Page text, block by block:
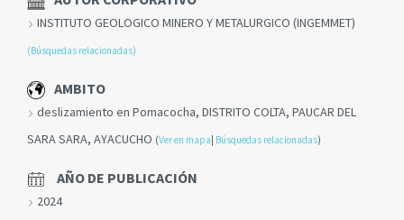
INSTITUTO GEOLOGICO MINERO Y METALURGICO (INGEMMET)
(Búsquedas relacionadas)
AMBITO
deslizamiento en Pomacocha, DISTRITO COLTA, PAUCAR DEL
SARA SARA, AYACUCHO (Ver en mapa Búsquedas relacionadas)
AÑO DE PUBLICACIÓN
2024